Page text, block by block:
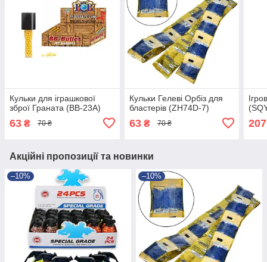
Кульки для іграшкової
зброї Граната (BB-23A)
63 ₴ 70 ₴
Кульки Гелеві Орбіз для
бластерів (ZH74D-7)
63₴ 70 ₴ 207
Акційні пропозиції та новинки
–10% –10%